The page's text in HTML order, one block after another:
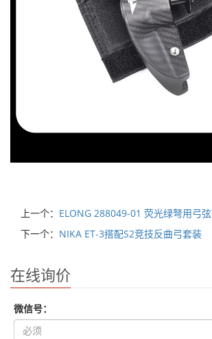
上一个： ELONG 288049-01 荧光绿弩用弓弦
下一个： NIKA ET-3搭配S2竞技反曲弓套装
在线询价
微信号：